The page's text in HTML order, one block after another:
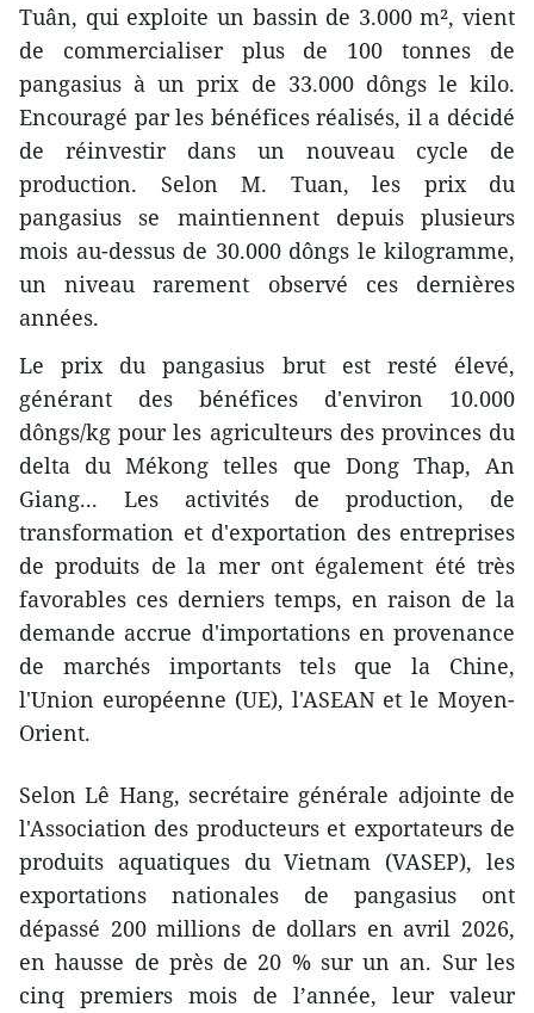
Tuân, qui exploite un bassin de 3.000 m², vient
de commercialiser plus de 100 tonnes de
pangasius à un prix de 33.000 dôngs le kilo.
Encouragé par les bénéfices réalisés, il a décidé
de réinvestir dans un nouveau cycle de
production. Selon M. Tuan, les prix du
pangasius se maintiennent depuis plusieurs
mois au-dessus de 30.000 dôngs le kilogramme,
un niveau rarement observé ces dernières
années.
Le prix du pangasius brut est resté élevé,
générant des bénéfices d'environ 10.000
dôngs/kg pour les agriculteurs des provinces du
delta du Mékong telles que Dong Thap, An
Giang... Les activités de production, de
transformation et d'exportation des entreprises
de produits de la mer ont également été très
favorables ces derniers temps, en raison de la
demande accrue d'importations en provenance
de marchés importants tels que la Chine,
l'Union européenne (UE), l'ASEAN et le Moyen-
Orient.
Selon Lê Hang, secrétaire générale adjointe de
l'Association des producteurs et exportateurs de
produits aquatiques du Vietnam (VASEP), les
exportations nationales de pangasius ont
dépassé 200 millions de dollars en avril 2026,
en hausse de près de 20 % sur un an. Sur les
cinq premiers mois de l’année, leur valeur